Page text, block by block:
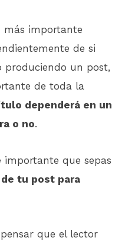
más importante
de si
produciendo un post,
de toda la
dependerá en un
o no.
importante que sepas
tu post para
que el lector